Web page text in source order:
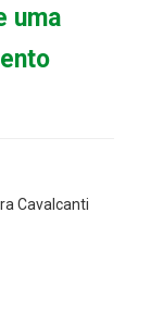
uma
Cavalcanti